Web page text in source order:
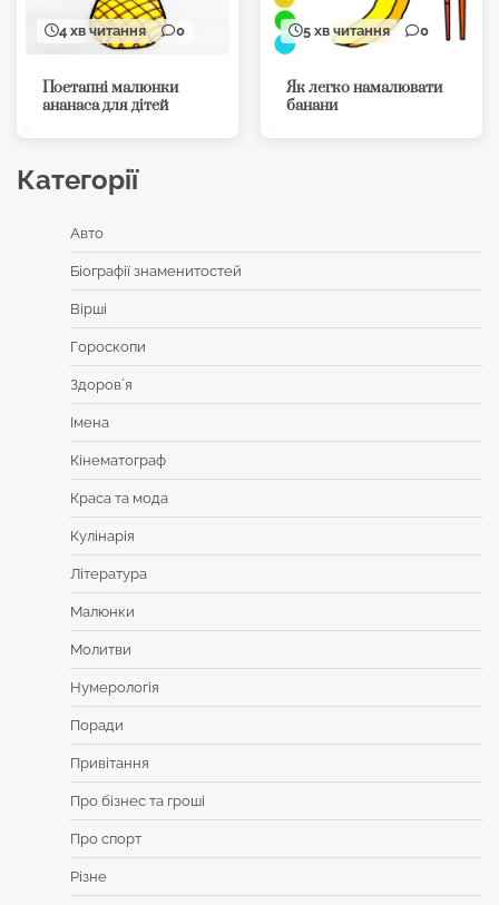
4 хв читання 0
Поетапні малюнки
ананаса для дітей
5 хв читання 0
Як легко намалювати
банани
Категорії
Авто
Біографії знаменитостей
Вірші
Гороскопи
Здоровʼя
Імена
Кінематограф
Краса та мода
Кулінарія
Література
Малюнки
Молитви
Нумерологія
Поради
Привітання
Про бізнес та гроші
Про спорт
Різне